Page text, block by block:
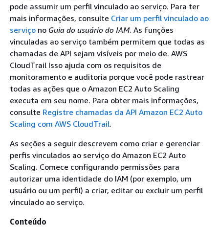
pode assumir um perfil vinculado ao serviço. Para ter
mais informações, consulte Criar um perfil vinculado ao
serviço no Guia do usuário do IAM. As funções
vinculadas ao serviço também permitem que todas as
chamadas de API sejam visíveis por meio de. AWS
CloudTrail Isso ajuda com os requisitos de
monitoramento e auditoria porque você pode rastrear
todas as ações que o Amazon EC2 Auto Scaling
executa em seu nome. Para obter mais informações,
consulte Registre chamadas da API Amazon EC2 Auto
Scaling com AWS CloudTrail.
As seções a seguir descrevem como criar e gerenciar
perfis vinculados ao serviço do Amazon EC2 Auto
Scaling. Comece configurando permissões para
autorizar uma identidade do IAM (por exemplo, um
usuário ou um perfil) a criar, editar ou excluir um perfil
vinculado ao serviço.
Conteúdo